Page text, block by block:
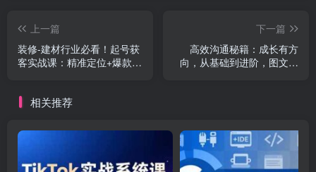
上一篇
装修-建材行业必看！起号获
客实战课：精准定位+爆款视
下一篇
高效沟通秘籍：成长有方
向，从基础到进阶，图文音
相关推荐